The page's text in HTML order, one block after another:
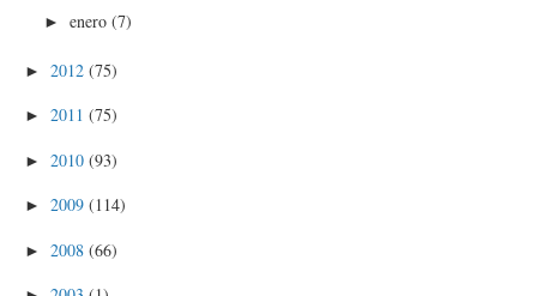
►enero(7)
► 2012 (75)
► 2011 (75)
► 2010 (93)
► 2009 (114)
► 2008 (66)